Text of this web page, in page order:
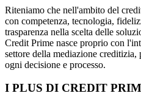
Riteniamo che nell'ambito del
con competenza, tecnologia,
trasparenza nella scelta delle
Credit Prime nasce proprio con
settore della mediazione
ogni decisione e processo.
I PLUS DI CREDIT